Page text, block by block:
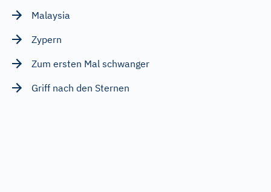
Malaysia
Zypern
Zum ersten Mal schwanger
Griff nach den Sternen